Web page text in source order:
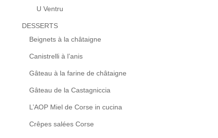
U Ventru
DESSERTS
Beignets à la châtaigne
Canistrelli à l’anis
Gâteau à la farine de châtaigne
Gâteau de la Castagniccia
L’AOP Miel de Corse in cucina
Crêpes salées Corse